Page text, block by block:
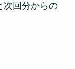
次回分からの